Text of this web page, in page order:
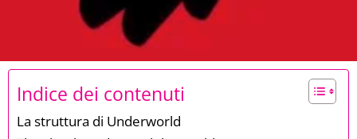
Indice dei contenuti
La struttura di Underworld